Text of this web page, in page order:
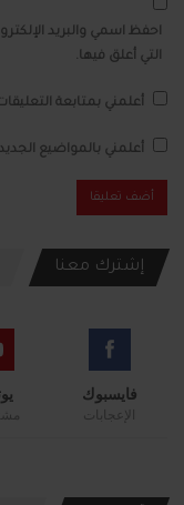
احفظ اسمي والبريد
التي أعلق فيها.
أعلمني بمتابعة
أعلمني بالمواضيع
إشترك معنا
فايسبوك
الإعجابات